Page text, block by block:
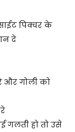
पिक्चर के
दे
और गोली को
गलती हो तो उसे